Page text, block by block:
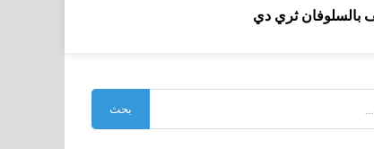
بالسلوفان ثري دي